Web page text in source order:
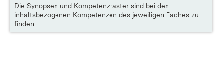
Die Synopsen und Kompetenzraster sind bei den
inhaltsbezogenen Kompetenzen des jeweiligen Faches zu
finden.